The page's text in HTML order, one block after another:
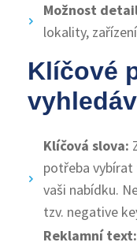
Možnost
lokality,
Klíčové
Klíčová slova:
potřeba
vaši nabídku.
tzv. negative
Reklamní text: